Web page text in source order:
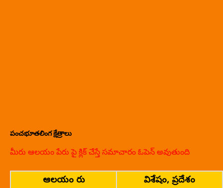
పంచభూతలింగ క్షేత్రాలు
మీరు ఆలయం పేరు పై క్లిక్ చేస్తే సమాచారం ఓపెన్ అవుతుంది
ఆలయం పేరు విశేషం, ప్రదేశం